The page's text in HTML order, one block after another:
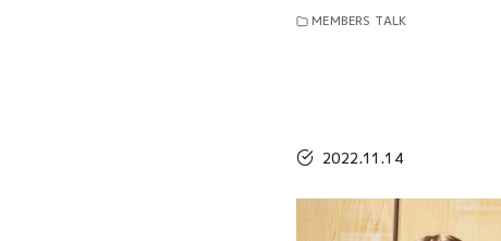
MEMBERS TALK
2022.11.14